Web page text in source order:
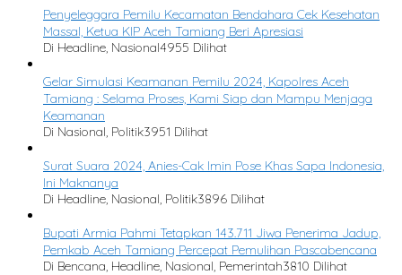
Penyeleggara Pemilu Kecamatan Bendahara Cek Kesehatan
Massal, Ketua KIP Aceh Tamiang Beri Apresiasi
Di Headline, Nasional4955 Dilihat
Gelar Simulasi Keamanan Pemilu 2024, Kapolres Aceh
Tamiang : Selama Proses, Kami Siap dan Mampu Menjaga
Keamanan
Di Nasional, Politik3951 Dilihat
Surat Suara 2024, Anies-Cak Imin Pose Khas Sapa Indonesia,
Ini Maknanya
Di Headline, Nasional, Politik3896 Dilihat
Bupati Armia Pahmi Tetapkan 143.711 Jiwa Penerima Jadup,
Pemkab Aceh Tamiang Percepat Pemulihan Pascabencana
Di Bencana, Headline, Nasional, Pemerintah3810 Dilihat